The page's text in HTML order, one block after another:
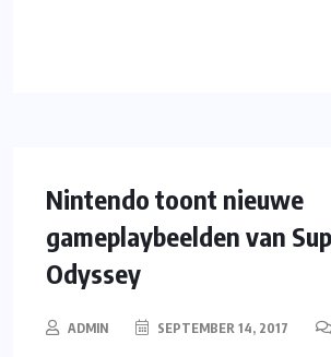
Nintendo toont nieuwe
gameplaybeelden van
Odyssey
ADMIN SEPTEMBER 14, 2017